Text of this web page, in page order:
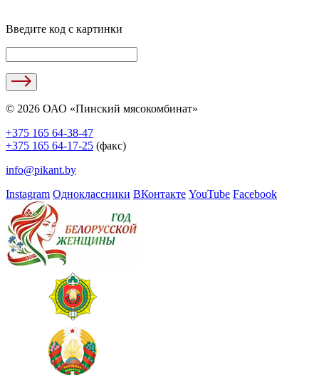
Введите код с картинки
© 2026 ОАО «Пинский мясокомбинат»
+375 165 64-38-47
+375 165 64-17-25 (факс)
info@pikant.by
Instagram Одноклассники ВКонтакте YouTube Facebook